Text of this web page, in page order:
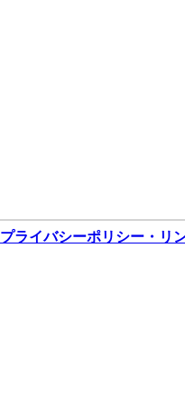
プライバシーポリシー・リ